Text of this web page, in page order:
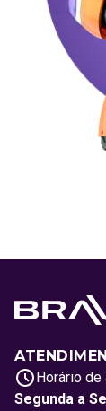
Horário
Segunda a